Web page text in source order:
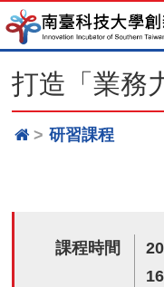
打造「業務
研習課程
課程時間